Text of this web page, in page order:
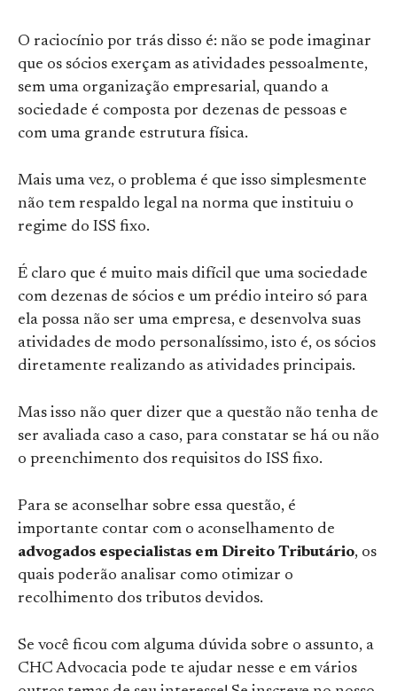
O raciocínio por trás disso é: não se pode imaginar
que os sócios exerçam as atividades pessoalmente,
sem uma organização empresarial, quando a
sociedade é composta por dezenas de pessoas e
com uma grande estrutura física.
Mais uma vez, o problema é que isso simplesmente
não tem respaldo legal na norma que instituiu o
regime do ISS fixo.
É claro que é muito mais difícil que uma sociedade
com dezenas de sócios e um prédio inteiro só para
ela possa não ser uma empresa, e desenvolva suas
atividades de modo personalíssimo, isto é, os sócios
diretamente realizando as atividades principais.
Mas isso não quer dizer que a questão não tenha de
ser avaliada caso a caso, para constatar se há ou não
o preenchimento dos requisitos do ISS fixo.
Para se aconselhar sobre essa questão, é
importante contar com o aconselhamento de
advogados especialistas em Direito Tributário, os
quais poderão analisar como otimizar o
recolhimento dos tributos devidos.
Se você ficou com alguma dúvida sobre o assunto, a
CHC Advocacia pode te ajudar nesse e em vários